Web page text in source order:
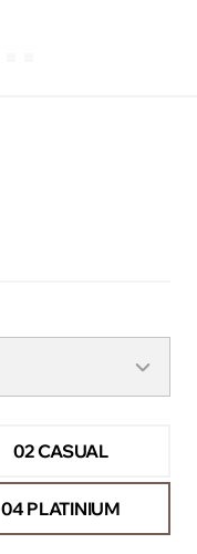
02 CASUAL
04 PLATINIUM